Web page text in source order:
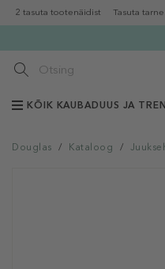
2 tasuta tootenäidist Tasuta
KÕIK KAUBADUUS JA
Douglas / Kataloog /